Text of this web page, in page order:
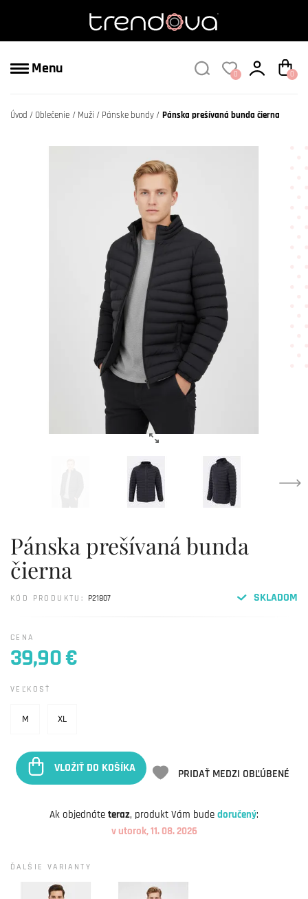
Menu 0 0
Úvod Oblečenie Muži Pánske bundy Pánska prešívaná bunda čierna
Pánska prešívaná bunda
čierna
SKLADOM
KÓD PRODUKTU: P21807
CENA
39,90 €
VEĽKOSŤ
M XL
VLOŽIŤ DO KOŠÍKA PRIDAŤ MEDZI OBĽÚBENÉ
Ak objednáte teraz, produkt Vám bude doručený:
v utorok, 11. 08. 2026
ĎALŠIE VARIANTY